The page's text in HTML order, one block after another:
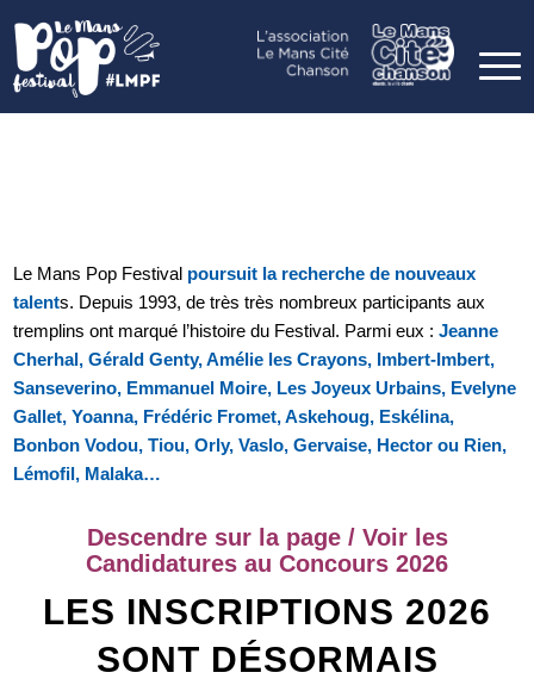
Le Mans Pop Festival poursuit la recherche de nouveaux
talents. Depuis 1993, de très très nombreux participants aux
tremplins ont marqué l’histoire du Festival. Parmi eux :Jeanne
Cherhal, Gérald Genty, Amélie les Crayons, Imbert-Imbert,
Sanseverino, Emmanuel Moire, Les Joyeux Urbains, Evelyne
Gallet, Yoanna, Frédéric Fromet, Askehoug, Eskélina,
Bonbon Vodou, Tiou, Orly, Vaslo, Gervaise, Hector ou Rien,
Lémofil, Malaka…
Descendre sur la page / Voir les
Candidatures au Concours 2026
LES INSCRIPTIONS 2026
SONT DÉSORMAIS